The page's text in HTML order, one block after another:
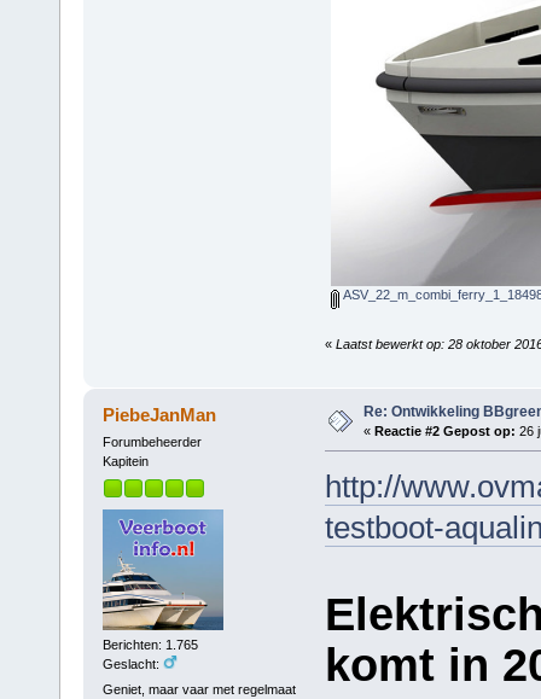
« Laatst bewerkt op: 28 oktober
PiebeJanMan
Forumbeheerder
Kapitein
Berichten: 1.765
Geslacht:
Geniet, maar vaar met regelmaat
Re: Ontwikkeling
« Reactie #2 Gepost op: 26
http://
testboot-
komt in